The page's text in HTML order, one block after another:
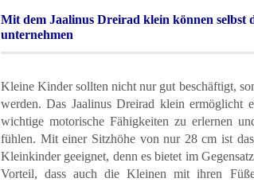
Mit dem Jaalinus Dreirad klein können selbst
unternehmen
Kleine Kinder sollten nicht nur gut beschäftigt,
werden. Das Jaalinus Dreirad klein ermöglicht
wichtige motorische Fähigkeiten zu erlernen
fühlen. Mit einer Sitzhöhe von nur 28 cm ist
Kleinkinder geeignet, denn es bietet im
Vorteil, dass auch die Kleinen mit ihren